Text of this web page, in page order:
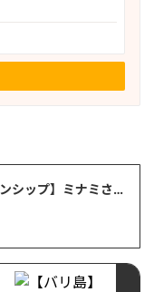
【バリ島インターンシップ】ミナミさん最終プレゼンテーション